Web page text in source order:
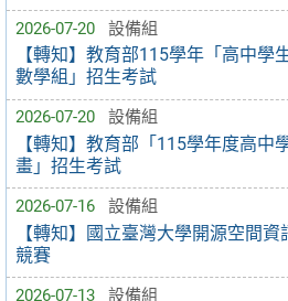
2026-07-20 設備組
【轉知】教育部115學年「高中學
數學組」招生考試
2026-07-20 設備組
【轉知】教育部「115學年度高中
畫」招生考試
2026-07-16 設備組
【轉知】國立臺灣大學開源空間
競賽
2026-07-13 設備組